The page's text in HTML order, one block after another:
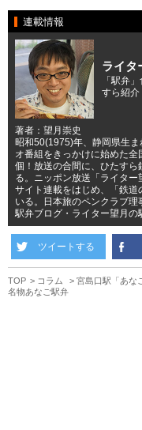
連載情報
ライタ
「駅弁
すら紹介
著者：望月崇史
昭和50(1975)年、静岡県生
オ番組をきっかけに始めた
個！放送の合間に、ひたすら
る。ニッポン放送「ライタ
サイト連載をはじめ、「鉄道
いる。日本旅のペンクラブ理
駅弁ブログ・ライター望月の
ツイートする
TOP コラム
宮島口駅「あな
名物あなご駅弁